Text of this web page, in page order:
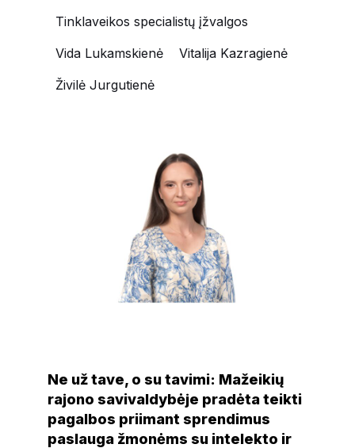
Tinklaveikos specialistų įžvalgos
Vida Lukamskienė
Vitalija Kazragienė
Živilė Jurgutienė
Ne už tave, o su tavimi: Mažeikių
rajono savivaldybėje pradėta teikti
pagalbos priimant sprendimus
paslauga žmonėms su intelekto ir